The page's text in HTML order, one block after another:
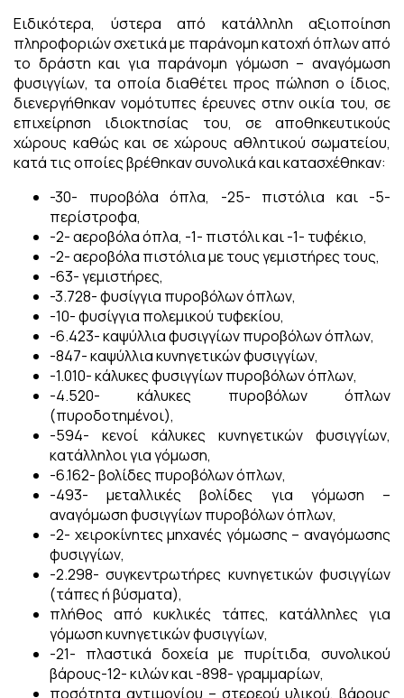
Ειδικότερα, ύστερα από κατάλληλη αξιοποίηση
πληροφοριών σχετικά με παράνομη κατοχή όπλων από
το δράστη και για παράνομη γόμωση – αναγόμωση
φυσιγγίων, τα οποία διαθέτει προς πώληση ο ίδιος,
διενεργήθηκαν νομότυπες έρευνες στην οικία του, σε
επιχείρηση ιδιοκτησίας του, σε αποθηκευτικούς
χώρους καθώς και σε χώρους αθλητικού σωματείου,
κατά τις οποίες βρέθηκαν συνολικά και κατασχέθηκαν:
-30- πυροβόλα όπλα, -25- πιστόλια και -5-
περίστροφα,
-2- αεροβόλα όπλα, -1- πιστόλι και -1- τυφέκιο,
-2- αεροβόλα πιστόλια με τους γεμιστήρες τους,
-63- γεμιστήρες,
-3.728- φυσίγγια πυροβόλων όπλων,
-10- φυσίγγια πολεμικού τυφεκίου,
-6.423- καψύλλια φυσιγγίων πυροβόλων όπλων,
-847- καψύλλια κυνηγετικών φυσιγγίων,
-1.010- κάλυκες φυσιγγίων πυροβόλων όπλων,
-4.520- κάλυκες πυροβόλων όπλων
(πυροδοτημένοι),
-594- κενοί κάλυκες κυνηγετικών φυσιγγίων,
κατάλληλοι για γόμωση,
-6.162- βολίδες πυροβόλων όπλων,
-493- μεταλλικές βολίδες για γόμωση –
αναγόμωση φυσιγγίων πυροβόλων όπλων,
-2- χειροκίνητες μηχανές γόμωσης – αναγόμωσης
φυσιγγίων,
-2.298- συγκεντρωτήρες κυνηγετικών φυσιγγίων
(τάπες ή βύσματα),
πλήθος από κυκλικές τάπες, κατάλληλες για
γόμωση κυνηγετικών φυσιγγίων,
-21- πλαστικά δοχεία με πυρίτιδα, συνολικού
βάρους-12- κιλών και -898- γραμμαρίων,
ποσότητα αντιμονίου – στερεού υλικού, βάρους